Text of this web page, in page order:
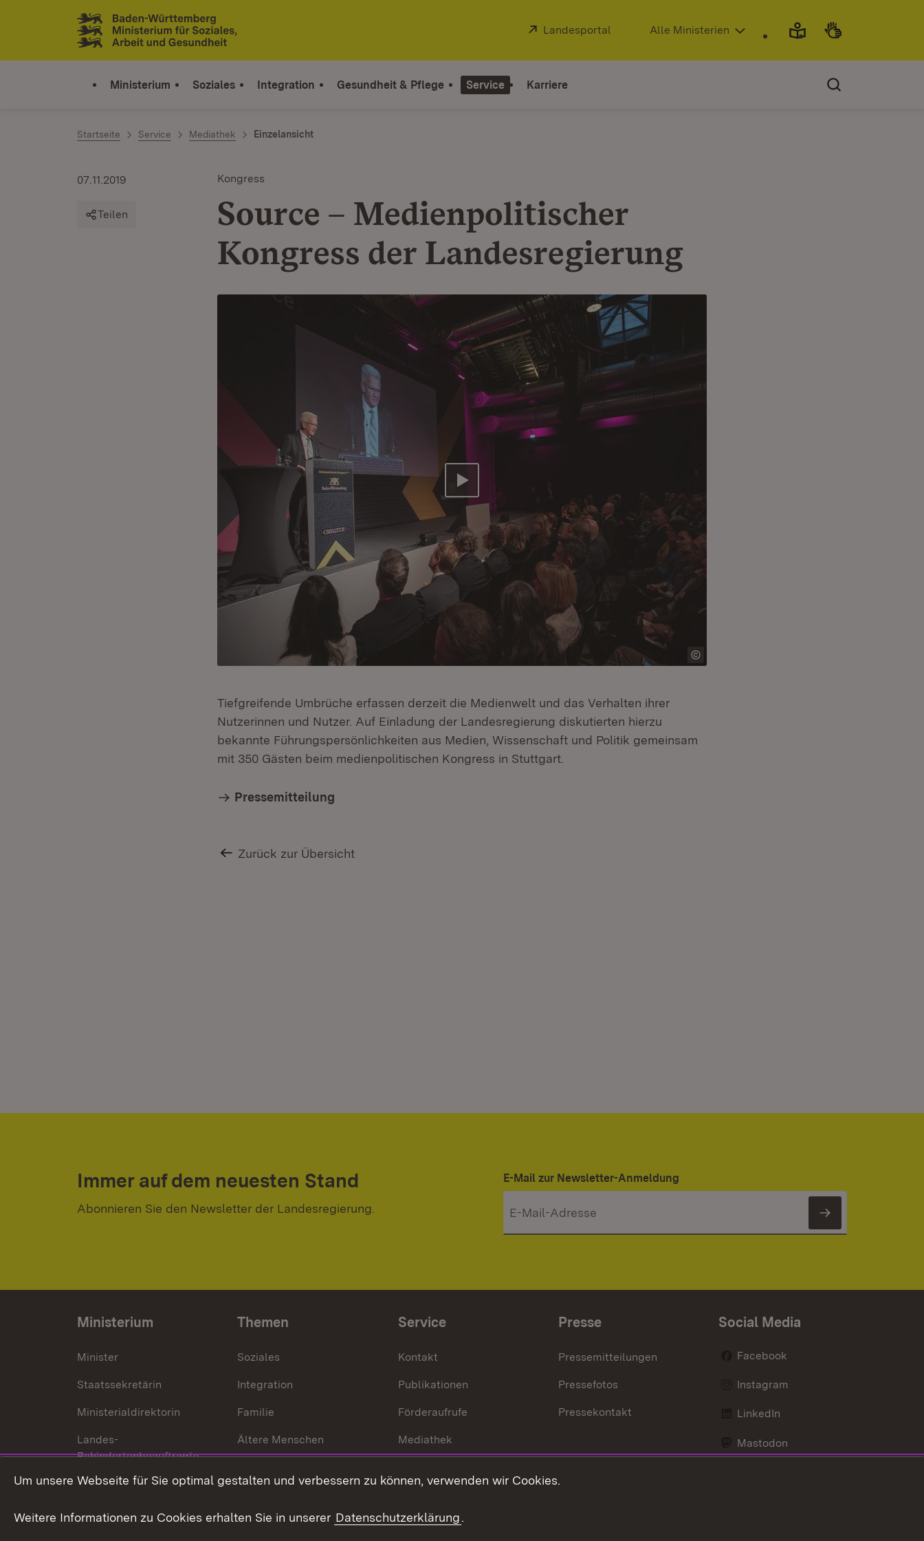
Zum Inhalt springen
Link zur Startseite
Extern:
Landesportal (Öffnet in neuem Fenster)
Alle Ministerien
Ministerium Soziales Integration Gesundheit & Pflege Service Karriere
Startseite Service Mediathek Einzelansicht
Kongress
Source – Medienpolitischer
Kongress der Landesregierung
07.11.2019
Teilen
Video abspielen
Tiefgreifende Umbrüche erfassen derzeit die Medienwelt und das Verhalten ihrer
Nutzerinnen und Nutzer. Auf Einladung der Landesregierung diskutierten hierzu
bekannte Führungspersönlichkeiten aus Medien, Wissenschaft und Politik gemeinsam
mit 350 Gästen beim medienpolitischen Kongress in Stuttgart.
Pressemitteilung
Zurück zur Übersicht
Immer auf dem neuesten Stand
Abonnieren Sie den Newsletter der Landesregierung.
E-Mail zur Newsletter-Anmeldung
Newsletter
Ministerium
Minister
Staatssekretärin
Ministerialdirektorin
Landes-
Behindertenbeauftragte
Bürgerreferent
Karriere
Themen
Soziales
Integration
Familie
Ältere Menschen
Behinderungen
Bürgerengagement
Service
Kontakt
Publikationen
Förderaufrufe
Mediathek
Presse
Pressemitteilungen
Pressefotos
Pressekontakt
Social Media
Facebook
Instagram
LinkedIn
Mastodon
Um unsere Webseite für Sie optimal gestalten und verbessern zu können, verwenden wir Cookies.
Weitere Informationen zu Cookies erhalten Sie in unserer Datenschutzerklärung.